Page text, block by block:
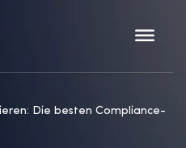
Die besten Compliance-